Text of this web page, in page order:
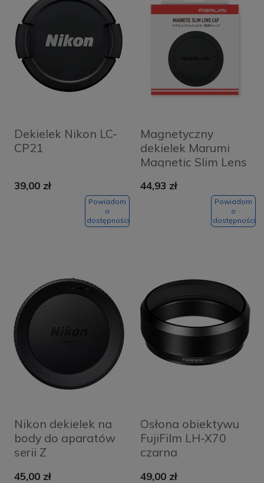
Dekielek Nikon LC-
CP21
39,00 zł
Powiadom
o
dostępności
Magnetyczny
dekielek Marumi
Magnetic Slim Lens
44,93 zł
Powiadom
o
dostępności
Nikon dekielek na
body do aparatów
serii Z
45,00 zł
Osłona obiektywu
FujiFilm LH-X70
czarna
49,00 zł